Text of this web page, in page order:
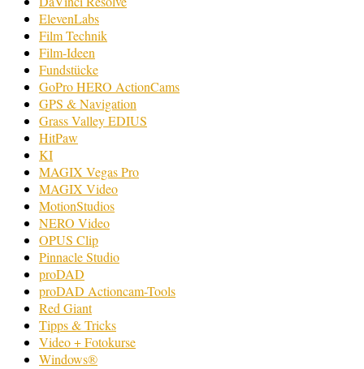
ElevenLabs
Film Technik
Film-Ideen
Fundstücke
GoPro HERO ActionCams
GPS & Navigation
Grass Valley EDIUS
HitPaw
KI
MAGIX Vegas Pro
MAGIX Video
MotionStudios
NERO Video
OPUS Clip
Pinnacle Studio
proDAD
proDAD Actioncam-Tools
Red Giant
Tipps & Tricks
Video + Fotokurse
Windows®